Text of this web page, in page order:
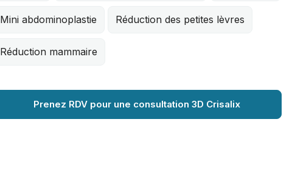
Mini abdominoplastie Réduction des petites lèvres
Réduction mammaire
Prenez RDV pour une consultation 3D Crisalix